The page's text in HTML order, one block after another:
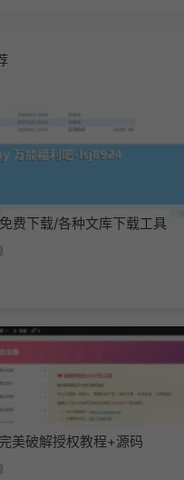
费下载/各种文库下载工具
美破解授权教程+源码